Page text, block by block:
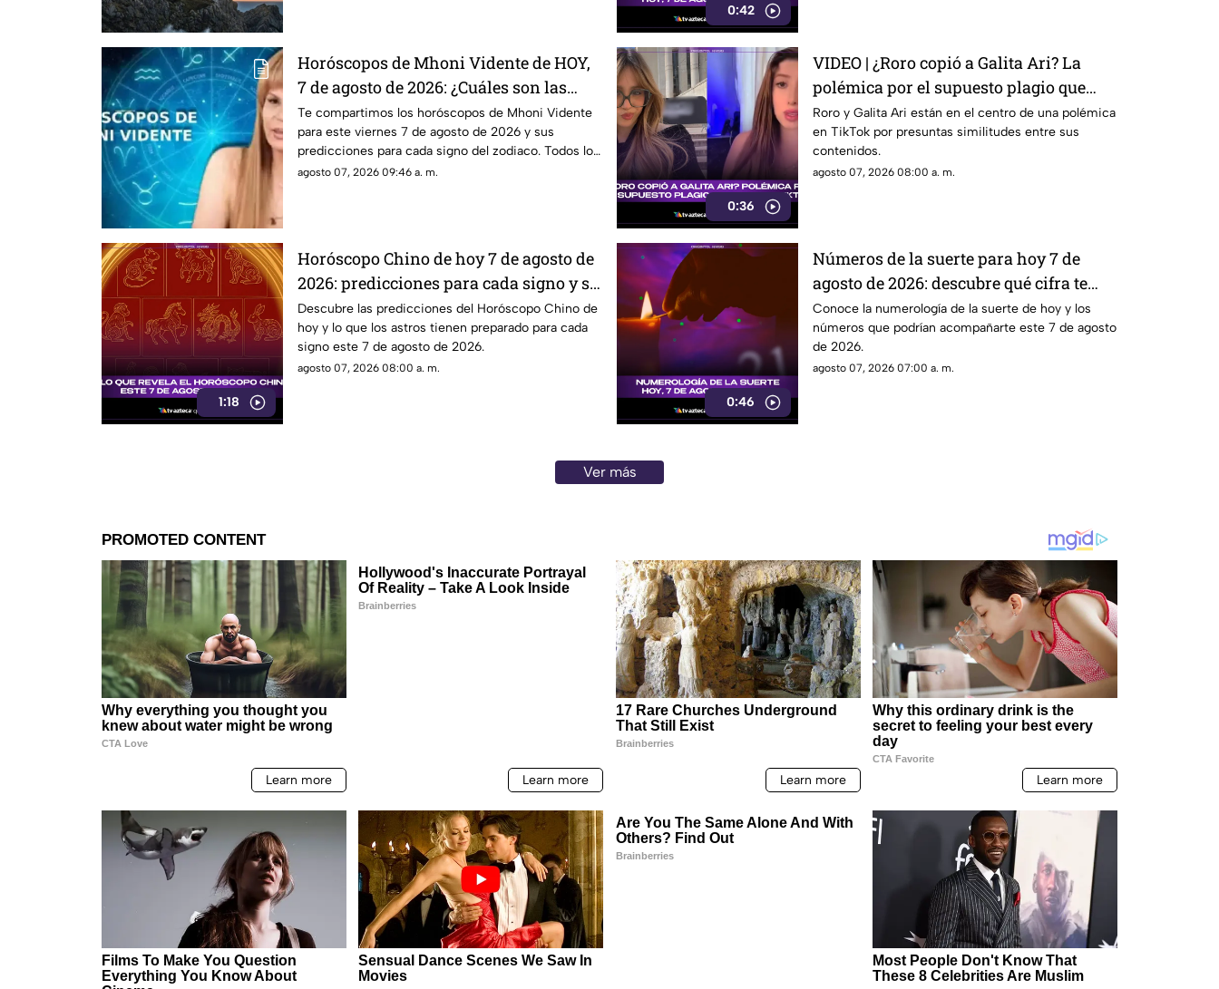
0:42
Horóscopos de Mhoni Vidente de HOY,
7 de agosto de 2026: ¿Cuáles son las
predicciones para cada signo zodiacal
este viernes?
Te compartimos los horóscopos de Mhoni Vidente
para este viernes 7 de agosto de 2026 y sus
predicciones para cada signo del zodiaco. Todos los
detalles.
agosto 07, 2026 09:46 a. m.
0:36
VIDEO | ¿Roro copió a Galita Ari? La
polémica por el supuesto plagio que
sacude TikTok
Roro y Galita Ari están en el centro de una polémica
en TikTok por presuntas similitudes entre sus
contenidos.
agosto 07, 2026 08:00 a. m.
1:18
Horóscopo Chino de hoy 7 de agosto de
2026: predicciones para cada signo y su
energía
Descubre las predicciones del Horóscopo Chino de
hoy y lo que los astros tienen preparado para cada
signo este 7 de agosto de 2026.
agosto 07, 2026 08:00 a. m.
0:46
Números de la suerte para hoy 7 de
agosto de 2026: descubre qué cifra te
favorece
Conoce la numerología de la suerte de hoy y los
números que podrían acompañarte este 7 de agosto
de 2026.
agosto 07, 2026 07:00 a. m.
Ver más